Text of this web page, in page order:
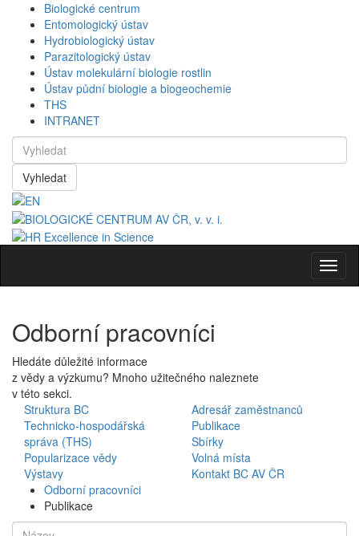
Biologické centrum
Entomologický ústav
Hydrobiologický ústav
Parazitologický ústav
Ústav molekulární biologie rostlin
Ústav půdní biologie a biogeochemie
THS
INTRANET
Vyhledat
Odborní pracovníci
Hledáte důležité informace
z vědy a výzkumu? Mnoho užitečného naleznete
v této sekci.
Struktura BC
Adresář zaměstnanců
Technicko-hospodářská
správa (THS)
Publikace
Sbírky
Popularizace vědy
Volná místa
Výstavy
Kontakt BC AV ČR
Odborní pracovníci
Publikace